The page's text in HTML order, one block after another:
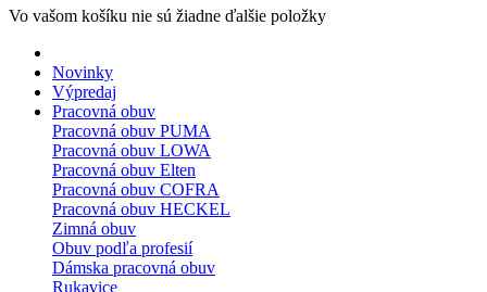
Vo vašom košíku nie sú žiadne ďalšie položky
Novinky
Výpredaj
Pracovná obuv
Pracovná obuv PUMA
Pracovná obuv LOWA
Pracovná obuv Elten
Pracovná obuv COFRA
Pracovná obuv HECKEL
Zimná obuv
Obuv podľa profesií
Dámska pracovná obuv
Rukavice